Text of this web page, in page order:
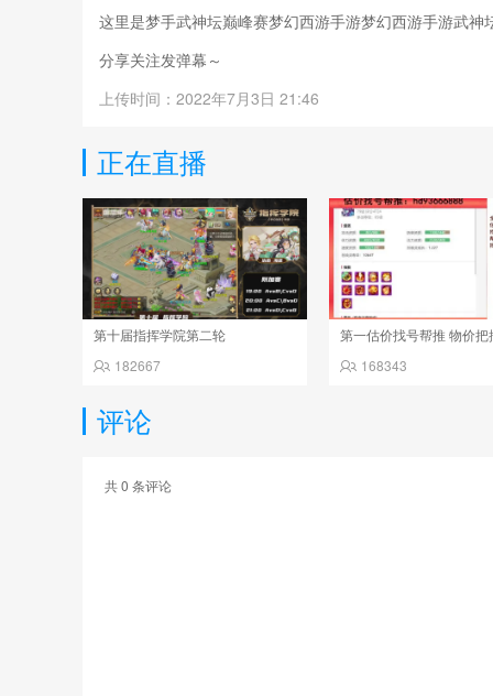
这里是梦手武神坛巅峰赛梦幻西游手游梦幻西游手游武
分享关注发弹幕～
上传时间：2022年7月3日 21:46
正在直播
第十届指挥学院第二轮
182667
168343
评论
共0 条评论